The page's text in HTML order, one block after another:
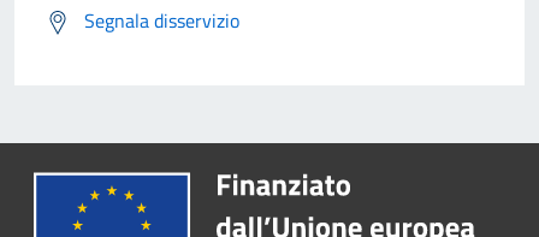
Segnala disservizio